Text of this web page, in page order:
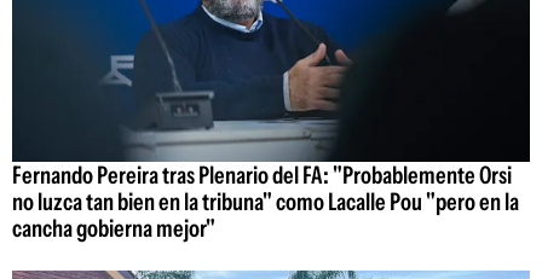
Fernando Pereira tras Plenario del FA: "Probablemente Orsi
no luzca tan bien en la tribuna" como Lacalle Pou "pero en la
cancha gobierna mejor"